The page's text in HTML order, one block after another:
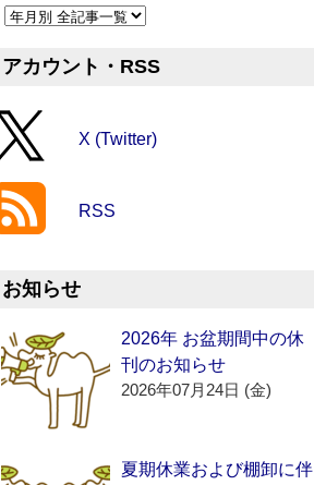
アカウント・RSS
X (Twitter)
RSS
お知らせ
2026年 お盆期間中の休
刊のお知らせ
2026年07月24日 (金)
夏期休業および棚卸に伴